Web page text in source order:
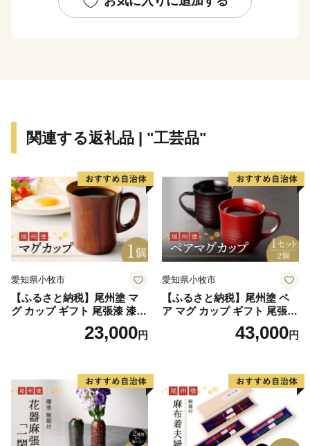
関連する返礼品 | "工芸品"
愛知県小牧市
【ふるさと納税】尾州塗 マ
グ カップ ギフト 尾張漆 漆
漆器 漆器工芸 工芸品 芸術性
実用性 抗菌性 美味しく安全
ウイルス効果 お取り寄せ 愛
知県 小牧市 送料無料
23,000円
愛知県小牧市
【ふるさと納税】尾州塗 ペ
ア マグ カップ ギフト 尾張漆
漆 漆器 漆器工芸 工芸品 芸術
性 実用性 抗菌性 美味しく安
抗ウイルス効果 お取り寄せ
愛知県 小牧市 送料無料
43,000円